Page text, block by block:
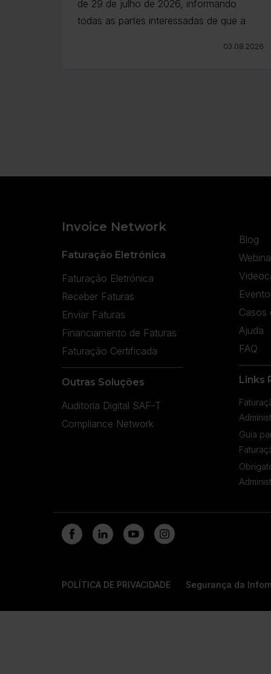
de 29 de julho de 2026, informando
todas as partes interessadas de que a
03.08.2026
Invoice Network
Faturação Eletrónica
Faturação Eletrónica
Receber Faturas
Enviar Faturas
Financiamento de Faturas
Faturação Certificada
Outras Soluções
Auditoria Digital SAF-T
Compliance Network
Blog
Casos
Ajuda
FAQ
Links
Guia
POLÍTICA DE PRIVACIDADE Segurança da